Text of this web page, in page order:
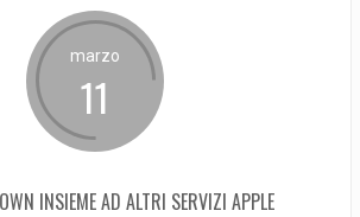
marzo
11
INSIEME AD ALTRI SERVIZI APPLE